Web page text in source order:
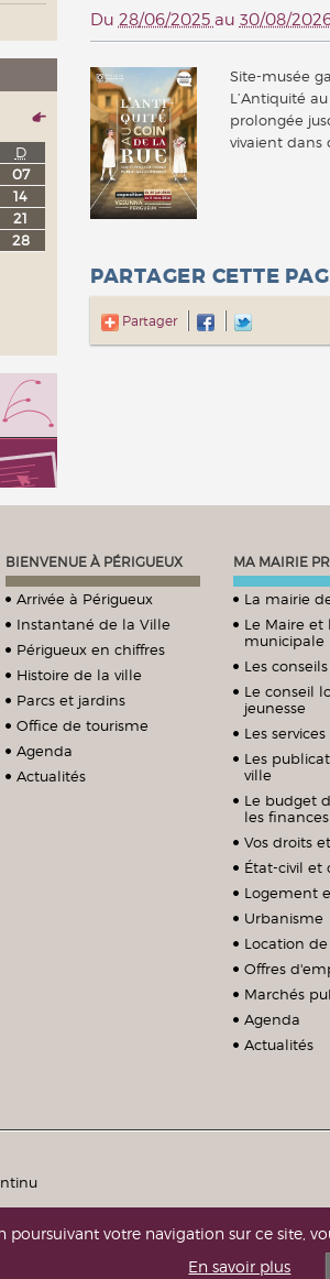
Du 28/06/2025 au 30/08/
Site-musée
L’Antiquité
prolongée
vivaient dans
PARTAGER CETTE
Partager
D
07
14
21
28
BIENVENUE À PÉRIGUEUX
Arrivée à Périgueux
Instantané de la Ville
Périgueux en chiffres
Histoire de la ville
Parcs et jardins
Office de tourisme
Agenda
Actualités
MA MAIRIE
La mairie
Le Maire et
municipale
Les
Le conseil
jeunesse
Les
Les
ville
Le budget
les finances
Vos droits
État-civil et
Logement
Urbanisme
Location
Offres
Marchés
Agenda
Actualités
poursuivant votre navigation sur ce site,
En savoir plus